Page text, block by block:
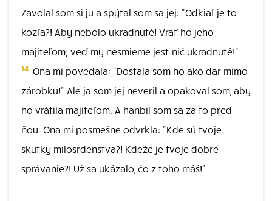
Zavolal som si ju a spýtal som sa jej: "Odkiaľ je to
kozľa?! Aby nebolo ukradnuté! Vráť ho jeho
majiteľom; veď my nesmieme jesť nič ukradnuté!"
14 Ona mi povedala: "Dostala som ho ako dar mimo
zárobku!" Ale ja som jej neveril a opakoval som, aby
ho vrátila majiteľom. A hanbil som sa za to pred
ňou. Ona mi posmešne odvrkla: "Kde sú tvoje
skutky milosrdenstva?! Kdeže je tvoje dobré
správanie?! Už sa ukázalo, čo z toho máš!"